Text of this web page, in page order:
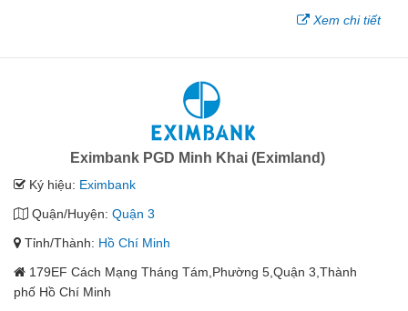
Xem chi tiết
Eximbank PGD Minh Khai (Eximland)
Ký hiệu: Eximbank
Quận/Huyện: Quận 3
Tỉnh/Thành: Hồ Chí Minh
179EF Cách Mạng Tháng Tám,Phường 5,Quận 3,Thành
phố Hồ Chí Minh